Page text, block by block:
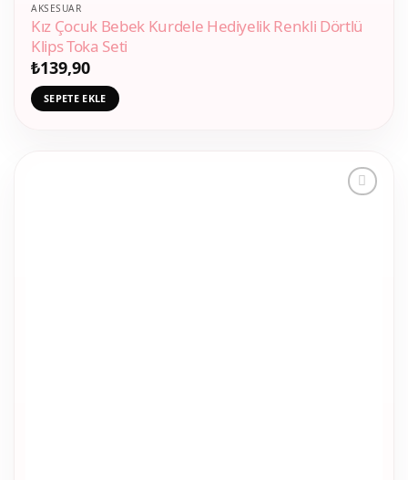
AKSESUAR
Kız Çocuk Bebek Kurdele Hediyelik Renkli Dörtlü
Klips Toka Seti
₺139,90
SEPETE EKLE